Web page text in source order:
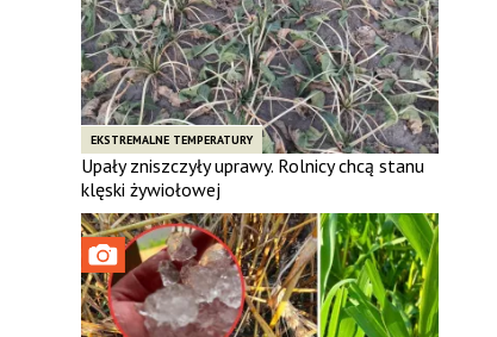
EKSTREMALNE TEMPERATURY
Upały zniszczyły uprawy. Rolnicy chcą stanu
klęski żywiołowej